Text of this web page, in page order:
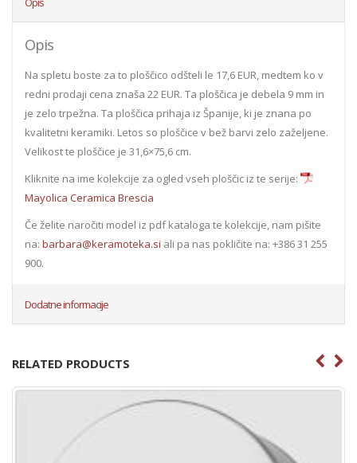
Opis
Na spletu boste za to ploščico odšteli le 17,6 EUR, medtem ko v
redni prodaji cena znaša 22 EUR. Ta ploščica je debela 9 mm in
je zelo trpežna. Ta ploščica prihaja iz Španije, ki je znana po
kvalitetni keramiki. Letos so ploščice v bež barvi zelo zaželjene.
Velikost te ploščice je 31,6×75,6 cm.
Kliknite na ime kolekcije za ogled vseh ploščic iz te serije:
Mayolica Ceramica Brescia
Če želite naročiti model iz pdf kataloga te kolekcije, nam pišite
na: barbara@keramoteka.si ali pa nas pokličite na: +386 31 255
900.
Dodatne informacije
RELATED PRODUCTS